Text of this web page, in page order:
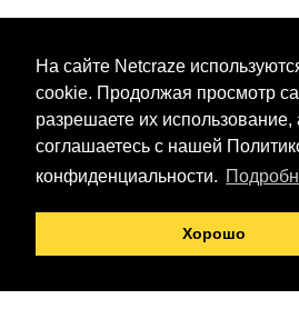
На сайте Netcraze
cookie. Продолжая просмотр
разрешаете их использование,
соглашаетесь с нашей
конфиденциальности.
Хорошо
Хотите
Нажмите здесь,
предложить
© 2026 ООО «Неткрейз»